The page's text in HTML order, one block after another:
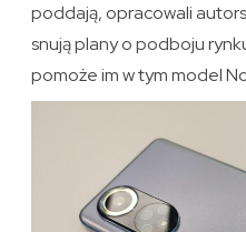
poddają, opracowali
snują plany o podboju
pomoże im w tym model